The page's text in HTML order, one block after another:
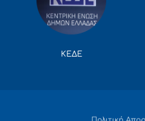
ΚΕΔΕ